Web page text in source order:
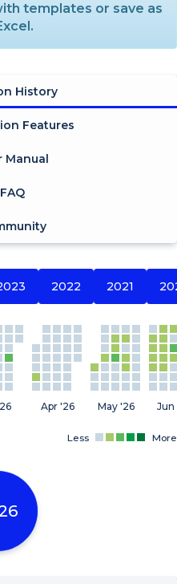
templates or save as
History
Features
Manual
FAQ
2022 2021
Apr '26 May '26 Jun
Less More